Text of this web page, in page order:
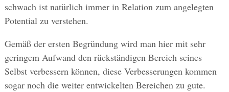
schwach ist natürlich immer in Relation zum angelegten
Potential zu verstehen.
Gemäß der ersten Begründung wird man hier mit sehr
geringem Aufwand den rückständigen Bereich seines
Selbst verbessern können, diese Verbesserungen kommen
sogar noch die weiter entwickelten Bereichen zu gute.